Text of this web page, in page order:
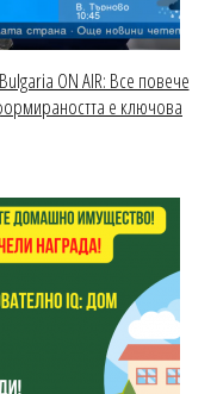
ON AIR: Все повече
е ключова